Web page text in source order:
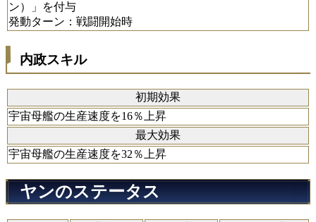
ン）」を付与
発動ターン：戦闘開始時
内政スキル
初期効果
宇宙母艦の生産速度を16％上昇
最大効果
宇宙母艦の生産速度を32％上昇
ヤンのステータス